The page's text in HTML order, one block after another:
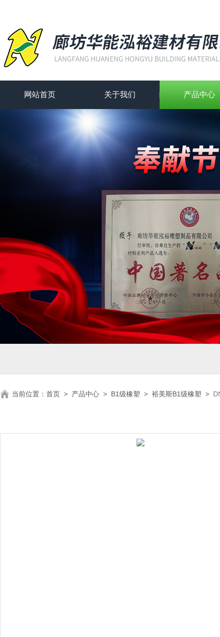
网站首页 关于我们 产品中心
当前位置： 首页 > 产品中心 > B1级橡塑 > 裕美斯B1级橡塑 >